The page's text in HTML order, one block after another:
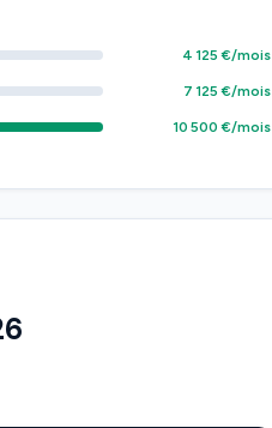
4 125 €/mois
7 125 €/mois
10 500 €/mois